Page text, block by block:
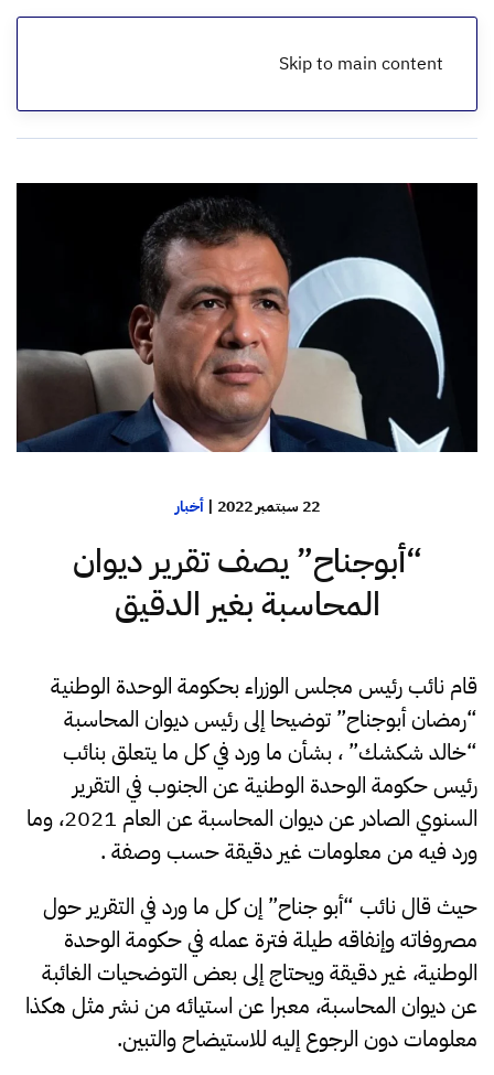
Skip to main content
الرئيسية
22 سبتمبر 2022 |أخبار
“أبوجناح” يصف تقرير ديوان
المحاسبة بغير الدقيق
قام نائب رئيس مجلس الوزراء بحكومة الوحدة الوطنية
“رمضان أبوجناح” توضيحا إلى رئيس ديوان المحاسبة
“خالد شكشك” ، بشأن ما ورد في كل ما يتعلق بنائب
رئيس حكومة الوحدة الوطنية عن الجنوب في التقرير
السنوي الصادر عن ديوان المحاسبة عن العام 2021، وما
ورد فيه من معلومات غير دقيقة حسب وصفة .
حيث قال نائب “أبو جناح” إن كل ما ورد في التقرير حول
مصروفاته وإنفاقه طيلة فترة عمله في حكومة الوحدة
الوطنية، غير دقيقة ويحتاج إلى بعض التوضحيات الغائبة
عن ديوان المحاسبة، معبرا عن استيائه من نشر مثل هكذا
معلومات دون الرجوع إليه للاستيضاح والتبين.